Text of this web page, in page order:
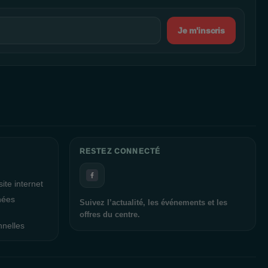
Je m'inscris
internet
RESTEZ CONNECTÉ
Suivez l’actualité, les événements et les
offres du centre.